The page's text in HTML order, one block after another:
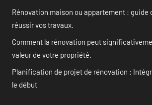
Rénovation maison ou appartement : guide
réussir vos travaux.
Comment la rénovation peut
valeur de votre propriété.
Planification de projet de rénovation :
le début